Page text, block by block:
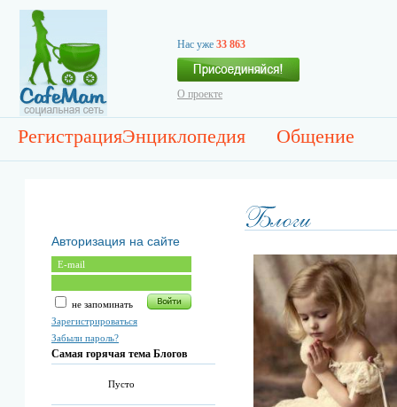
Нас уже 33 863
О проекте
РегистрацияЭнциклопедия Общение
Авторизация на сайте
не запоминать
Зарегистрироваться
Забыли пароль?
Самая горячая тема Блогов
Пусто